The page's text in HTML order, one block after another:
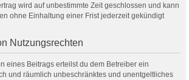
wird auf unbestimmte Zeit geschlossen und kann
ohne Einhaltung einer Frist jederzeit gekündigt
Nutzungsrechten
eines Beitrags erteilst du dem Betreiber ein
und räumlich unbeschränktes und unentgeltliches